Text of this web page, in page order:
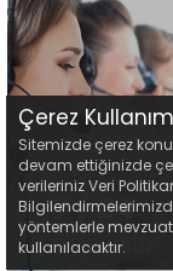
Çerez
Sitemizde çerez
devam ettiğinizde
verileriniz Veri
yöntemlerle
kullanılacaktır.